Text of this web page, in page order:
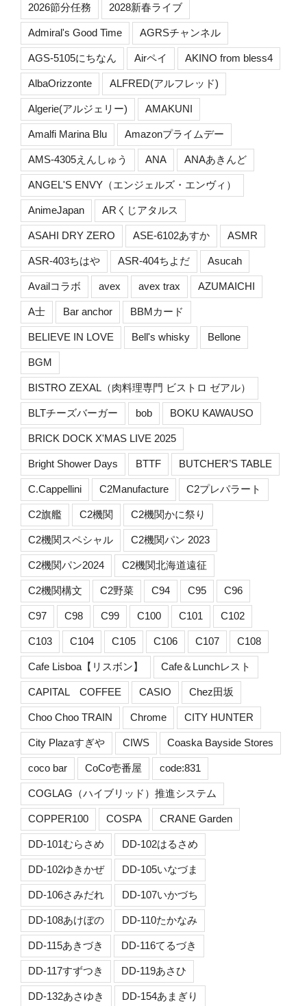
2026節分任務 2028新春ライブ
Admiral's Good Time AGRSチャンネル
AGS-5105にちなん Airペイ AKINO from bless4
AlbaOrizzonte ALFRED(アルフレッド)
Algerie(アルジェリー) AMAKUNI
Amalfi Marina Blu Amazonプライムデー
AMS-4305えんしゅう ANA ANAあきんど
ANGEL'S ENVY（エンジェルズ・エンヴィ）
AnimeJapan ARくじアタルス
ASAHI DRY ZERO ASE-6102あすか ASMR
ASR-403ちはや ASR-404ちよだ Asucah
Availコラボ avex avex trax AZUMAICHI
A士 Bar anchor BBMカード
BELIEVE IN LOVE Bell's whisky Bellone
BGM
BISTRO ZEXAL（肉料理専門 ビストロ ゼアル）
BLTチーズバーガー bob BOKU KAWAUSO
BRICK DOCK X'MAS LIVE 2025
Bright Shower Days BTTF BUTCHER’S TABLE
C.Cappellini C2Manufacture C2プレパラート
C2旗艦 C2機関 C2機関かに祭り
C2機関スペシャル C2機関パン 2023
C2機関パン2024 C2機関北海道遠征
C2機関構文 C2野菜 C94 C95 C96
C97 C98 C99 C100 C101 C102
C103 C104 C105 C106 C107 C108
Cafe Lisboa【リスボン】 Cafe＆Lunchレスト
CAPITAL COFFEE CASIO Chez田坂
Choo Choo TRAIN Chrome CITY HUNTER
City Plazaすぎや CIWS Coaska Bayside Stores
coco bar CoCo壱番屋 code:831
COGLAG（ハイブリッド）推進システム
COPPER100 COSPA CRANE Garden
DD-101むらさめ DD-102はるさめ
DD-102ゆきかぜ DD-105いなづま
DD-106さみだれ DD-107いかづち
DD-108あけぼの DD-110たかなみ
DD-115あきづき DD-116てるづき
DD-117すずつき DD-119あさひ
DD-132あさゆき DD-154あまぎり